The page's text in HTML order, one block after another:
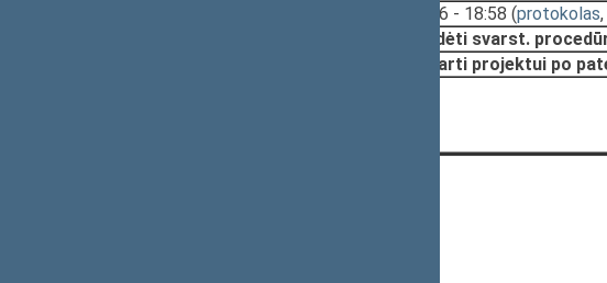
18:36 - 18:58 (protokolas,
Pradėti svarst.
Pritarti projektui po